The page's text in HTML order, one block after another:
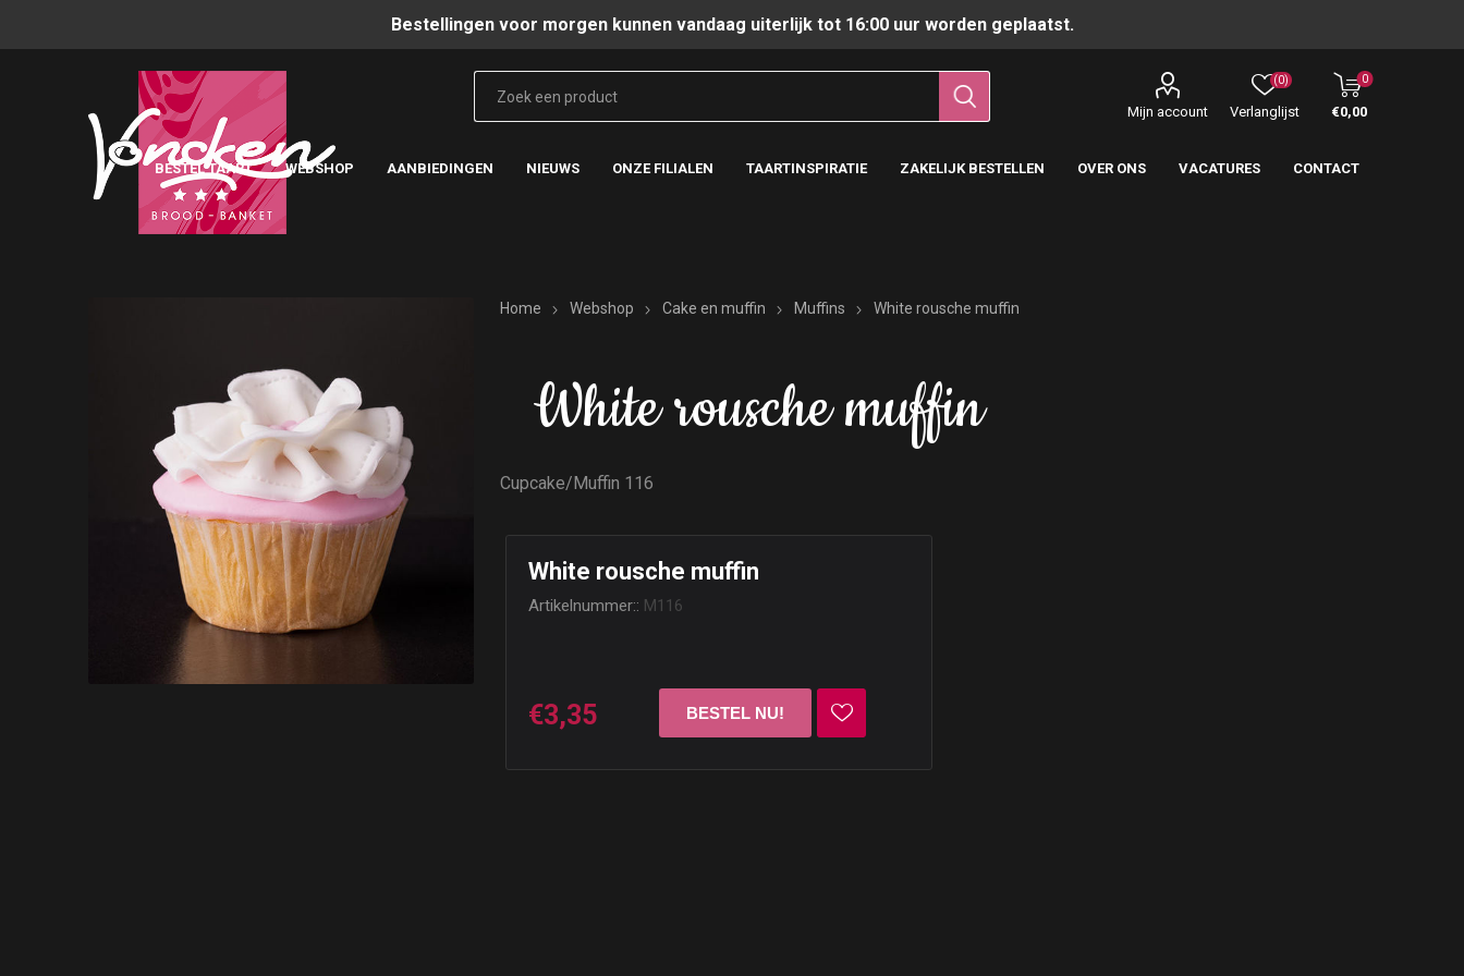
Bestellingen voor morgen kunnen vandaag uiterlijk tot 16:00 uur worden geplaatst.
Mijn account Verlanglijst
(0) 0
€0,00
BESTEL TAART WEBSHOP AANBIEDINGEN NIEUWS ONZE FILIALEN TAARTINSPIRATIE ZAKELIJK BESTELLEN OVER ONS VACATURES CONTACT
Home Webshop Cake en muffin Muffins White rousche muffin
White rousche muffin
Cupcake/Muffin 116
White rousche muffin
Artikelnummer:: M116
€3,35